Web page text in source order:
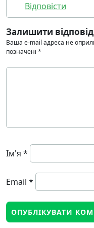
Відповіcти
Залишити
Ваша e-mail адреса не
позначені *
Ім'я *
Email *